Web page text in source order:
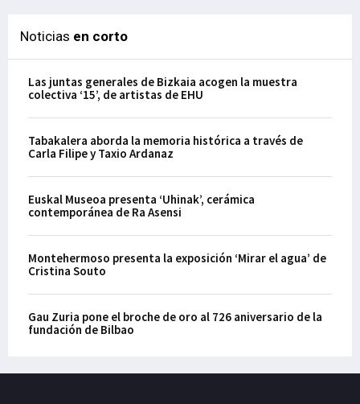
Noticias en corto
Las juntas generales de Bizkaia acogen la muestra
colectiva ‘15’, de artistas de EHU
Tabakalera aborda la memoria histórica a través de
Carla Filipe y Taxio Ardanaz
Euskal Museoa presenta ‘Uhinak’, cerámica
contemporánea de Ra Asensi
Montehermoso presenta la exposición ‘Mirar el agua’ de
Cristina Souto
Gau Zuria pone el broche de oro al 726 aniversario de la
fundación de Bilbao